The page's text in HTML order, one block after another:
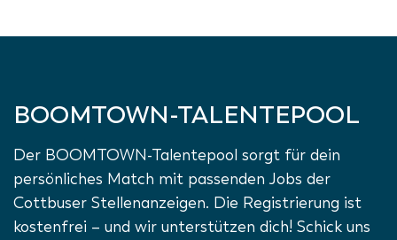
BOOMTOWN-TALENTEPOOL
Der BOOMTOWN-Talentepool sorgt für dein
persönliches Match mit passenden Jobs der
Cottbuser Stellenanzeigen. Die Registrierung ist
kostenfrei – und wir unterstützen dich! Schick uns